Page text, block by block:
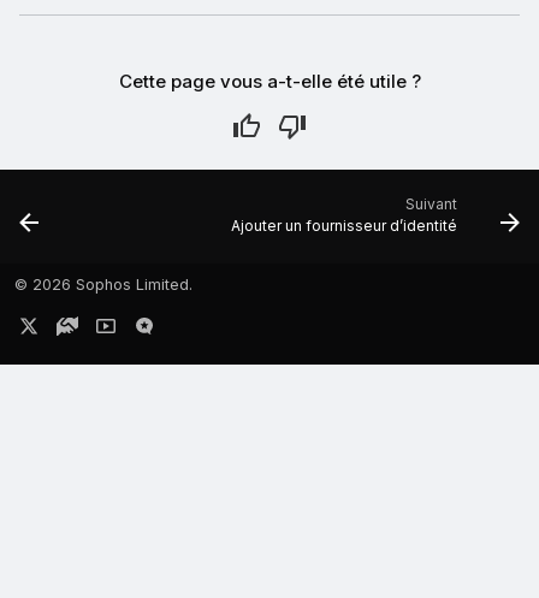
Cette page vous a-t-elle été utile ?
Suivant
Ajouter un fournisseur d’identité
© 2026 Sophos Limited.